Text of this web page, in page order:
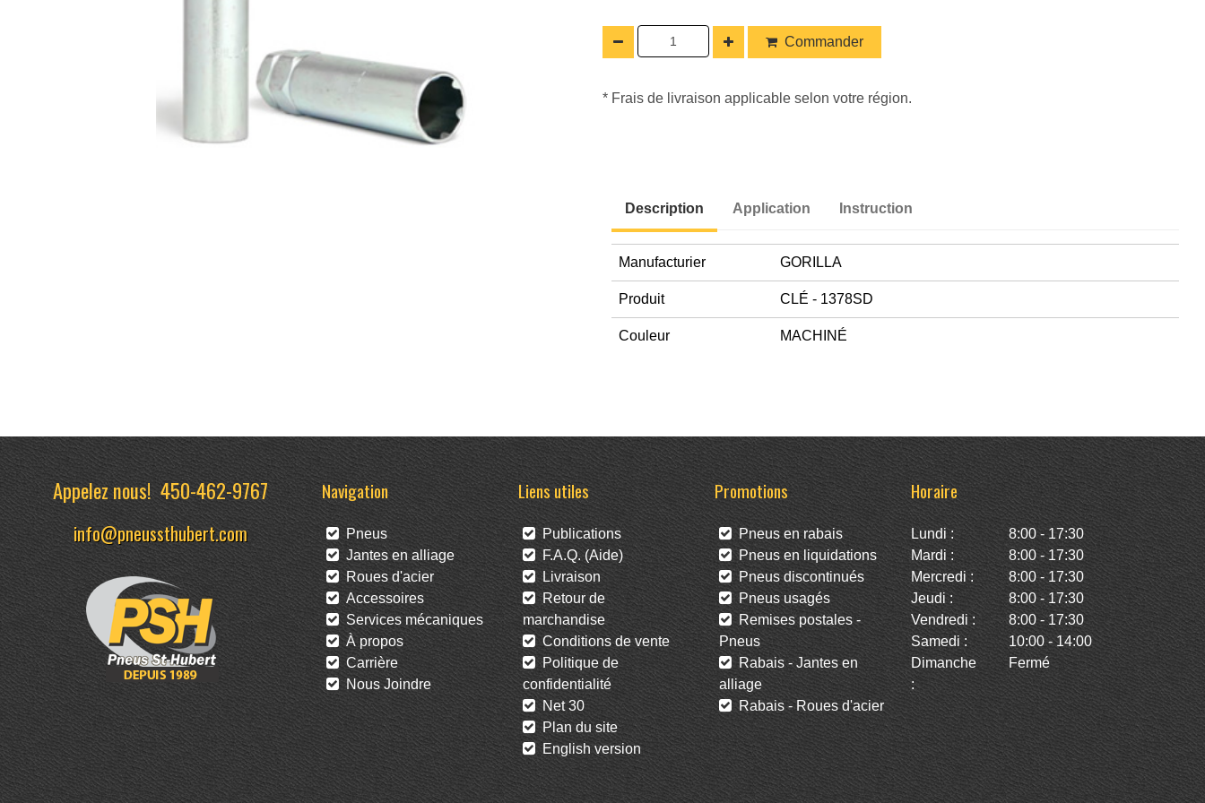
Commander
* Frais de livraison applicable selon votre région.
Description Application Instruction
Manufacturier GORILLA
Produit CLÉ - 1378SD
Couleur MACHINÉ
Appelez nous!450-462-9767
info@pneussthubert.com
Navigation
Pneus
Jantes en alliage
Roues d'acier
Accessoires
Services mécaniques
À propos
Carrière
Nous Joindre
Liens utiles
Publications
F.A.Q. (Aide)
Livraison
Retour de
marchandise
Conditions de vente
Politique de
confidentialité
Net 30
Plan du site
English version
Promotions
Pneus en rabais
Pneus en liquidations
Pneus discontinués
Pneus usagés
Remises postales -
Pneus
Rabais - Jantes en
alliage
Rabais - Roues d'acier
Horaire
Lundi :
8:00 - 17:30
Mardi :
8:00 - 17:30
Mercredi :
8:00 - 17:30
Jeudi :
8:00 - 17:30
Vendredi :
8:00 - 17:30
Samedi :
10:00 - 14:00
Dimanche
:
Fermé